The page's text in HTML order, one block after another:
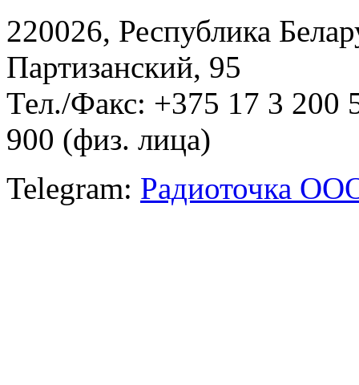
220026, Республика
Партизанский, 95
Тел./Факс: +375 17 3
900 (физ. лица)
Telegram: Радиоточка